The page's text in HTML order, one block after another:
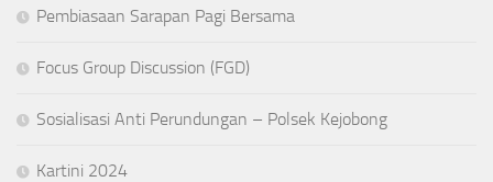
Pembiasaan Sarapan Pagi Bersama
Focus Group Discussion (FGD)
Sosialisasi Anti Perundungan – Polsek Kejobong
Kartini 2024